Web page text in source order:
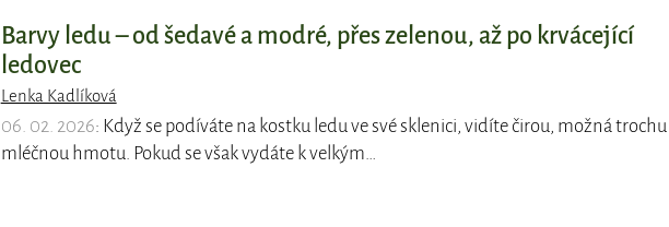
Barvy ledu – od šedavé a modré, přes zelenou, až po krvácející
ledovec
Lenka Kadlíková
06. 02. 2026: Když se podíváte na kostku ledu ve své sklenici, vidíte čirou, možná trochu
mléčnou hmotu. Pokud se však vydáte k velkým…